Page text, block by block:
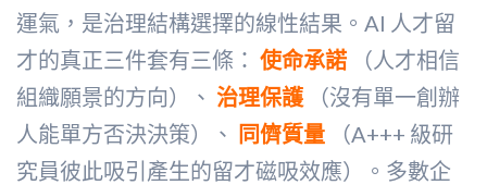
運氣，是治理結構選擇的線性結果。AI 人才留
才的真正三件套有三條： 使命承諾
（人才相信
組織願景的方向）、 治理保護
（沒有單一創辦
人能單方否決決策）、
同儕質量
（A+++ 級研
究員彼此吸引產生的留才磁吸效應）。多數企